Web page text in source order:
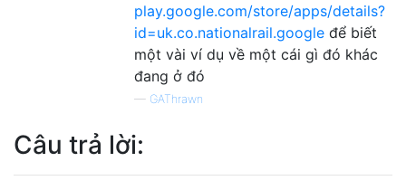
play.google.com/store/apps/details?
id=uk.co.nationalrail.google để biết
một vài ví dụ về một cái gì đó khác
đang ở đó
— GAThrawn
Câu trả lời: